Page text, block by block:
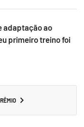
adaptação ao
primeiro treino foi